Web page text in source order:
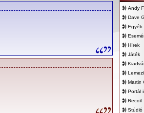
Andy
Dave
Egyéb
Hírek
Játék
Martin
Portál
Recoil
Stúdió